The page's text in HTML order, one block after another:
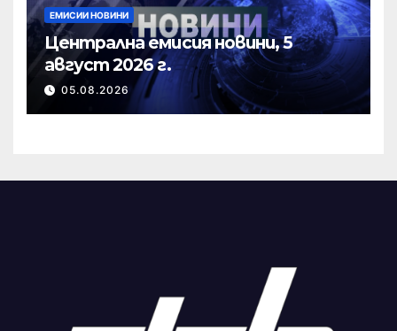
ЕМИСИИ НОВИНИ
Централна емисия новини, 5
август 2026 г.
05.08.2026